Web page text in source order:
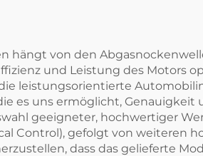
hängt von den
und Leistung des Motors
leistungsorientierte
es uns ermöglicht,
geeigneter, hochwertiger
Control), gefolgt von weiteren
dass das gelieferte